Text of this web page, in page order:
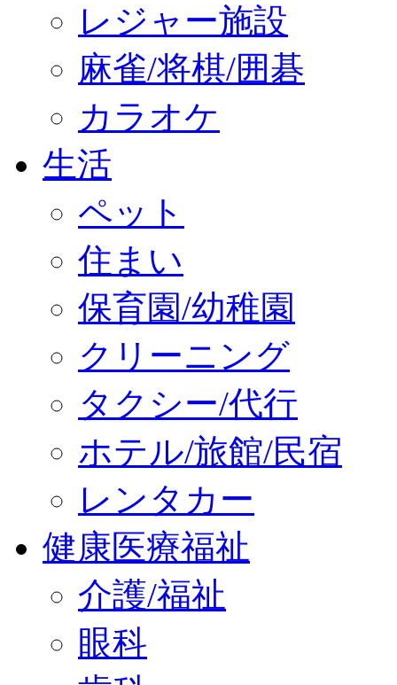
レジャー施設
麻雀/将棋/囲碁
カラオケ
生活
ペット
住まい
保育園/幼稚園
クリーニング
タクシー/代行
ホテル/旅館/民宿
レンタカー
健康医療福祉
介護/福祉
眼科